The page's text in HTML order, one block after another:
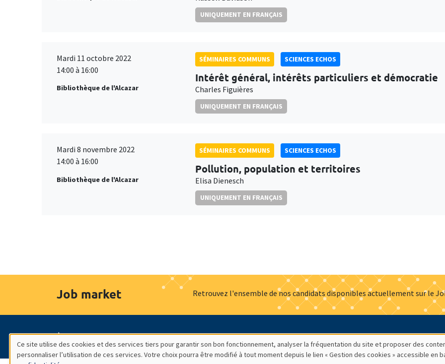
UNIQUEMENT EN FRANÇAIS
Mardi 11 octobre 2022
14:00 à 16:00
Bibliothèque de l'Alcazar
SÉMINAIRES COMMUNS SCIENCES ECHOS
Intérêt général, intérêts particuliers et démocratie
Charles Figuières
UNIQUEMENT EN FRANÇAIS
Mardi 8 novembre 2022
14:00 à 16:00
Bibliothèque de l'Alcazar
SÉMINAIRES COMMUNS SCIENCES ECHOS
Pollution, population et territoires
Elisa Dienesch
UNIQUEMENT EN FRANÇAIS
Job market Retrouvez l'ensemble de nos candidats disponibles actuellement sur le
À propos Nos engagements Hommage à Actualités Offres d'emploi Presse Mentions légales
Ce site utilise des cookies et des services tiers pour garantir son bon fonctionnement, analyser la fréquentation du site et proposer des
personnaliser l’utilisation de ces services. Votre choix pourra être modifié à tout moment depuis le lien « Gestion des cookies » accessible en